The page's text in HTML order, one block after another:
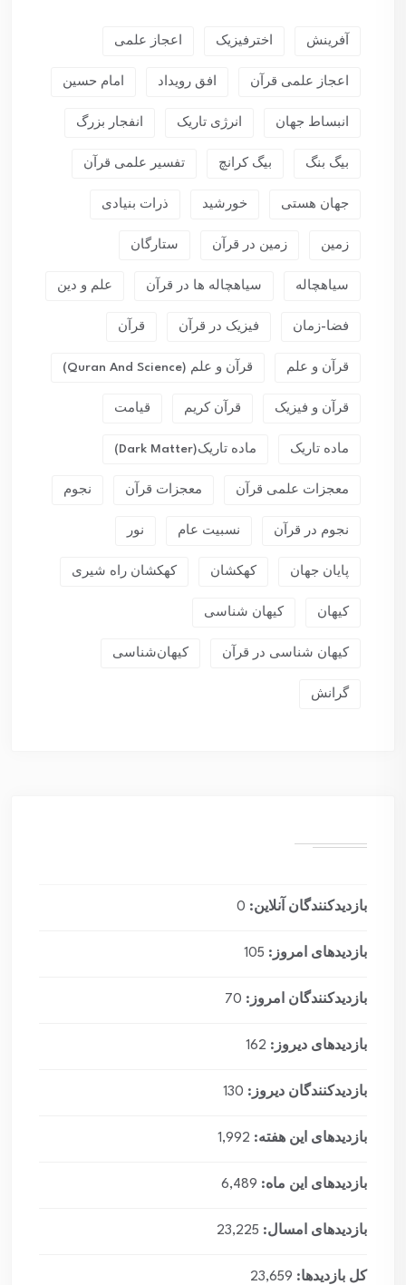
آفرینش اخترفیزیک اعجاز علمی
اعجاز علمی قرآن افق رویداد امام حسین
انبساط جهان انرژی تاریک انفجار بزرگ
بیگ بنگ بیگ کرانچ تفسیر علمی قرآن
جهان هستی خورشید ذرات بنیادی
زمین زمین در قرآن ستارگان
سیاهچاله سیاهچاله ها در قرآن علم و دین
فضا-زمان فیزیک در قرآن قرآن
قرآن و علم قرآن و علم (Quran And Science)
قرآن و فیزیک قرآن کریم قیامت
ماده تاریک ماده تاریک(dark Matter)
معجزات علمی قرآن معجزات قرآن نجوم
نجوم در قرآن نسبیت عام نور
پایان جهان کهکشان کهکشان راه شیری
کیهان کیهان شناسی
کیهان شناسی در قرآن کیهان‌شناسی
گرانش
بازدیدکنندگان آنلاین: 0
بازدیدهای امروز: 105
بازدیدکنندگان امروز: 70
بازدیدهای دیروز: 162
بازدیدکنندگان دیروز: 130
بازدیدهای این هفته: 1,992
بازدیدهای این ماه: 6,489
بازدیدهای امسال: 23,225
کل بازدیدها: 23,659